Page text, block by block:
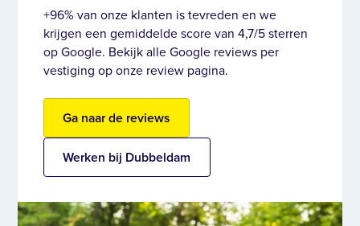
+96% van onze klanten is tevreden en we
krijgen een gemiddelde score van 4,7/5 sterren
op Google. Bekijk alle Google reviews per
vestiging op onze review pagina.
Ga naar de reviews
Werken bij Dubbeldam